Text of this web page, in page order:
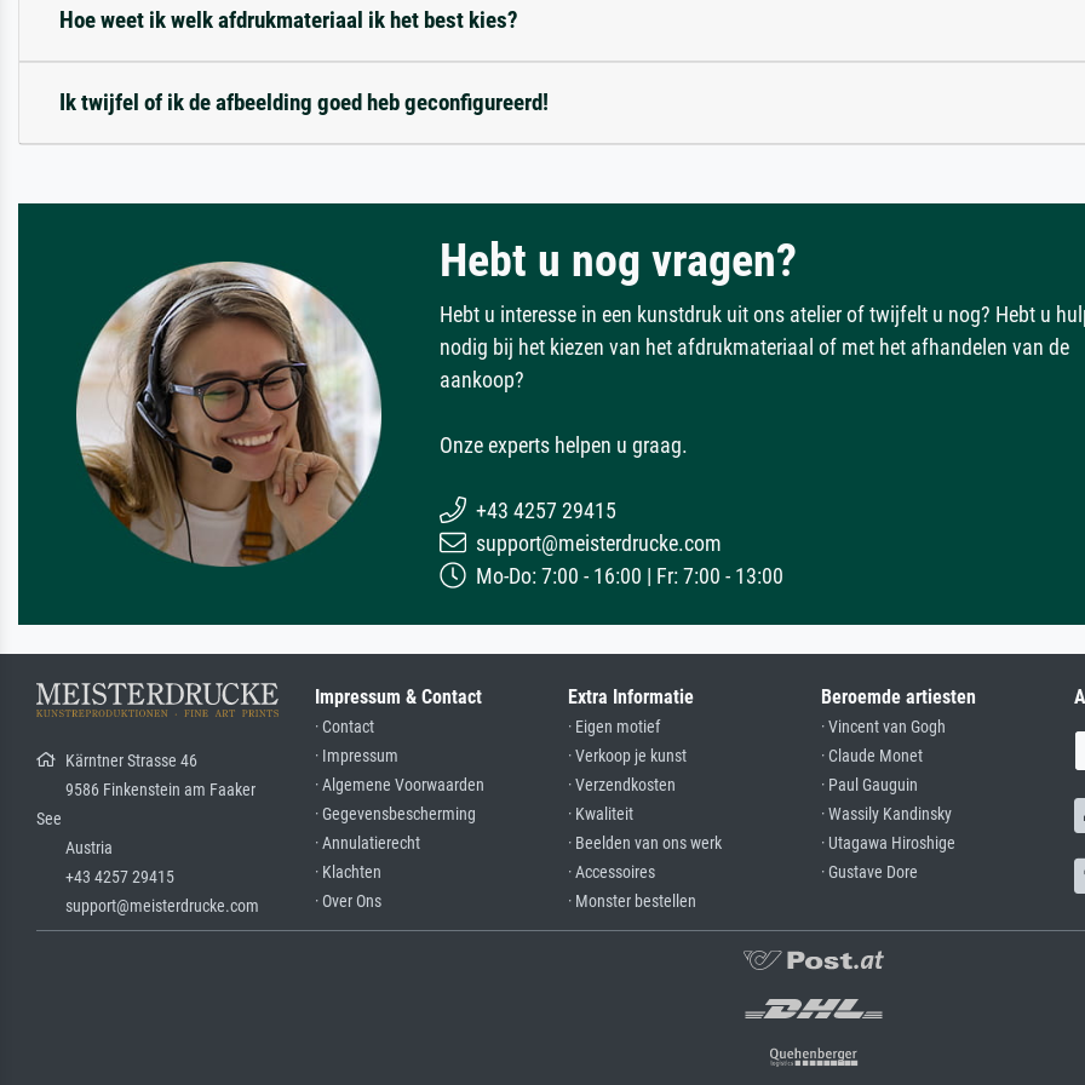
Hoe weet ik welk afdrukmateriaal ik het best kies?
Ik twijfel of ik de afbeelding goed heb geconfigureerd!
Hebt u nog vragen?
Hebt u interesse in een kunstdruk uit ons atelier of twijfelt u nog? Hebt u
nodig bij het kiezen van het afdrukmateriaal of met het afhandelen van de
aankoop?
Onze experts helpen u graag.
+43 4257 29415
support@meisterdrucke.com
Mo-Do: 7:00 - 16:00 | Fr: 7:00 - 13:00
Kärntner Strasse 46
9586 Finkenstein am Faaker
See
Austria
+43 4257 29415
support@meisterdrucke.com
Impressum & Contact
· Contact
· Impressum
· Algemene Voorwaarden
· Gegevensbescherming
· Annulatierecht
· Klachten
· Over Ons
Extra Informatie
· Eigen motief
· Verkoop je kunst
· Verzendkosten
· Kwaliteit
· Beelden van ons werk
· Accessoires
· Monster bestellen
Beroemde artiesten
· Vincent van Gogh
· Claude Monet
· Paul Gauguin
· Wassily Kandinsky
· Utagawa Hiroshige
· Gustave Dore